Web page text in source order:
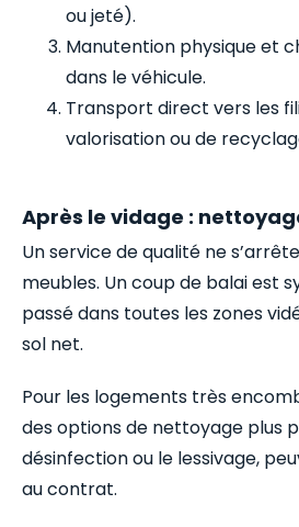
ou jeté).
Manutention physique et
dans le véhicule.
Transport direct vers les
valorisation ou de
Après le vidage :
Un service de qualité ne
meubles. Un coup de balai est
passé dans toutes les zones
sol net.
Pour les logements très
des options de nettoyage plus
désinfection ou le lessivage,
au contrat.